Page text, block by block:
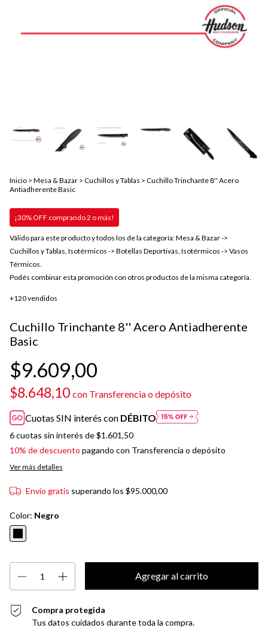
Inicio > Mesa & Bazar > Cuchillos y Tablas > Cuchillo Trinchante 8'' Acero
Antiadherente Basic
¡30% OFF comprando 2 o más!
Válido para este producto y todos los de la categoría: Mesa & Bazar ->
Cuchillos y Tablas, Isotérmicos -> Botellas Deportivas, Isotérmicos -> Vasos
Térmicos.
Podés combinar esta promoción con otros productos de la misma categoría.
+120 vendidos
Cuchillo Trinchante 8'' Acero Antiadherente
Basic
$9.609,00
$8.648,10 con Transferencia o depósito
Cuotas SIN interés con DÉBITO
6cuotas sin interés de$1.601,50
10% de descuento pagando con Transferencia o depósito
Ver más detalles
Envío gratis superando los $95.000,00
Color: Negro
Compra protegida
Tus datos cuidados durante toda la compra.